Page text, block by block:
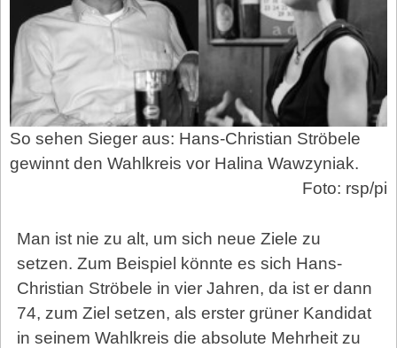
So sehen Sieger aus: Hans-Christian Ströbele
gewinnt den Wahlkreis vor Halina Wawzyniak.
Foto: rsp/pi
Man ist nie zu alt, um sich neue Ziele zu
setzen. Zum Beispiel könnte es sich Hans-
Christian Ströbele in vier Jahren, da ist er dann
74, zum Ziel setzen, als erster grüner Kandidat
in seinem Wahlkreis die absolute Mehrheit zu